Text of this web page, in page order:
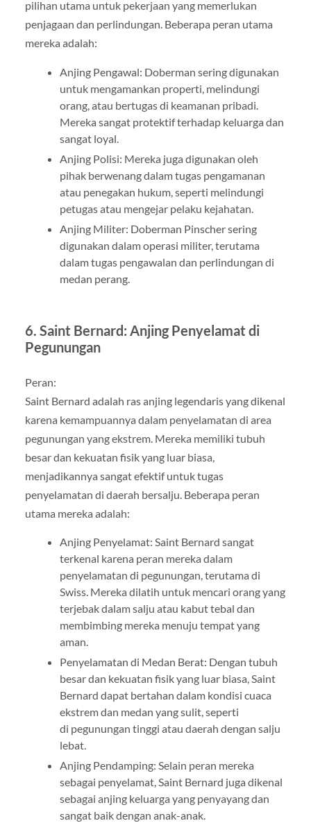
pilihan utama untuk pekerjaan yang memerlukan
penjagaan dan perlindungan. Beberapa peran utama
mereka adalah:
Anjing Pengawal: Doberman sering digunakan
untuk mengamankan properti, melindungi
orang, atau bertugas di keamanan pribadi.
Mereka sangat protektif terhadap keluarga dan
sangat loyal.
Anjing Polisi: Mereka juga digunakan oleh
pihak berwenang dalam tugas pengamanan
atau penegakan hukum, seperti melindungi
petugas atau mengejar pelaku kejahatan.
Anjing Militer: Doberman Pinscher sering
digunakan dalam operasi militer, terutama
dalam tugas pengawalan dan perlindungan di
medan perang.
6. Saint Bernard: Anjing Penyelamat di
Pegunungan
Peran:
Saint Bernard adalah ras anjing legendaris yang dikenal
karena kemampuannya dalam penyelamatan di area
pegunungan yang ekstrem. Mereka memiliki tubuh
besar dan kekuatan fisik yang luar biasa,
menjadikannya sangat efektif untuk tugas
penyelamatan di daerah bersalju. Beberapa peran
utama mereka adalah:
Anjing Penyelamat: Saint Bernard sangat
terkenal karena peran mereka dalam
penyelamatan di pegunungan, terutama di
Swiss. Mereka dilatih untuk mencari orang yang
terjebak dalam salju atau kabut tebal dan
membimbing mereka menuju tempat yang
aman.
Penyelamatan di Medan Berat: Dengan tubuh
besar dan kekuatan fisik yang luar biasa, Saint
Bernard dapat bertahan dalam kondisi cuaca
ekstrem dan medan yang sulit, seperti
di pegunungan tinggi atau daerah dengan salju
lebat.
Anjing Pendamping: Selain peran mereka
sebagai penyelamat, Saint Bernard juga dikenal
sebagai anjing keluarga yang penyayang dan
sangat baik dengan anak-anak.